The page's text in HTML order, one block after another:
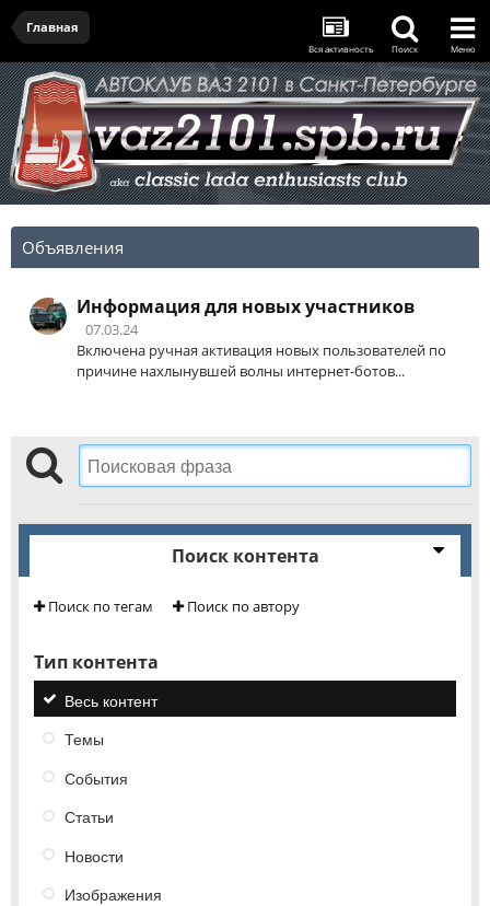
Главная
Вся активность Поиск Меню
Объявления
Информация для новых участников
07.03.24
Включена ручная активация новых пользователей по
причине нахлынувшей волны интернет-ботов...
Поиск контента
Поиск по тегам Поиск по автору
Тип контента
Весь контент
Темы
События
Статьи
Новости
Изображения